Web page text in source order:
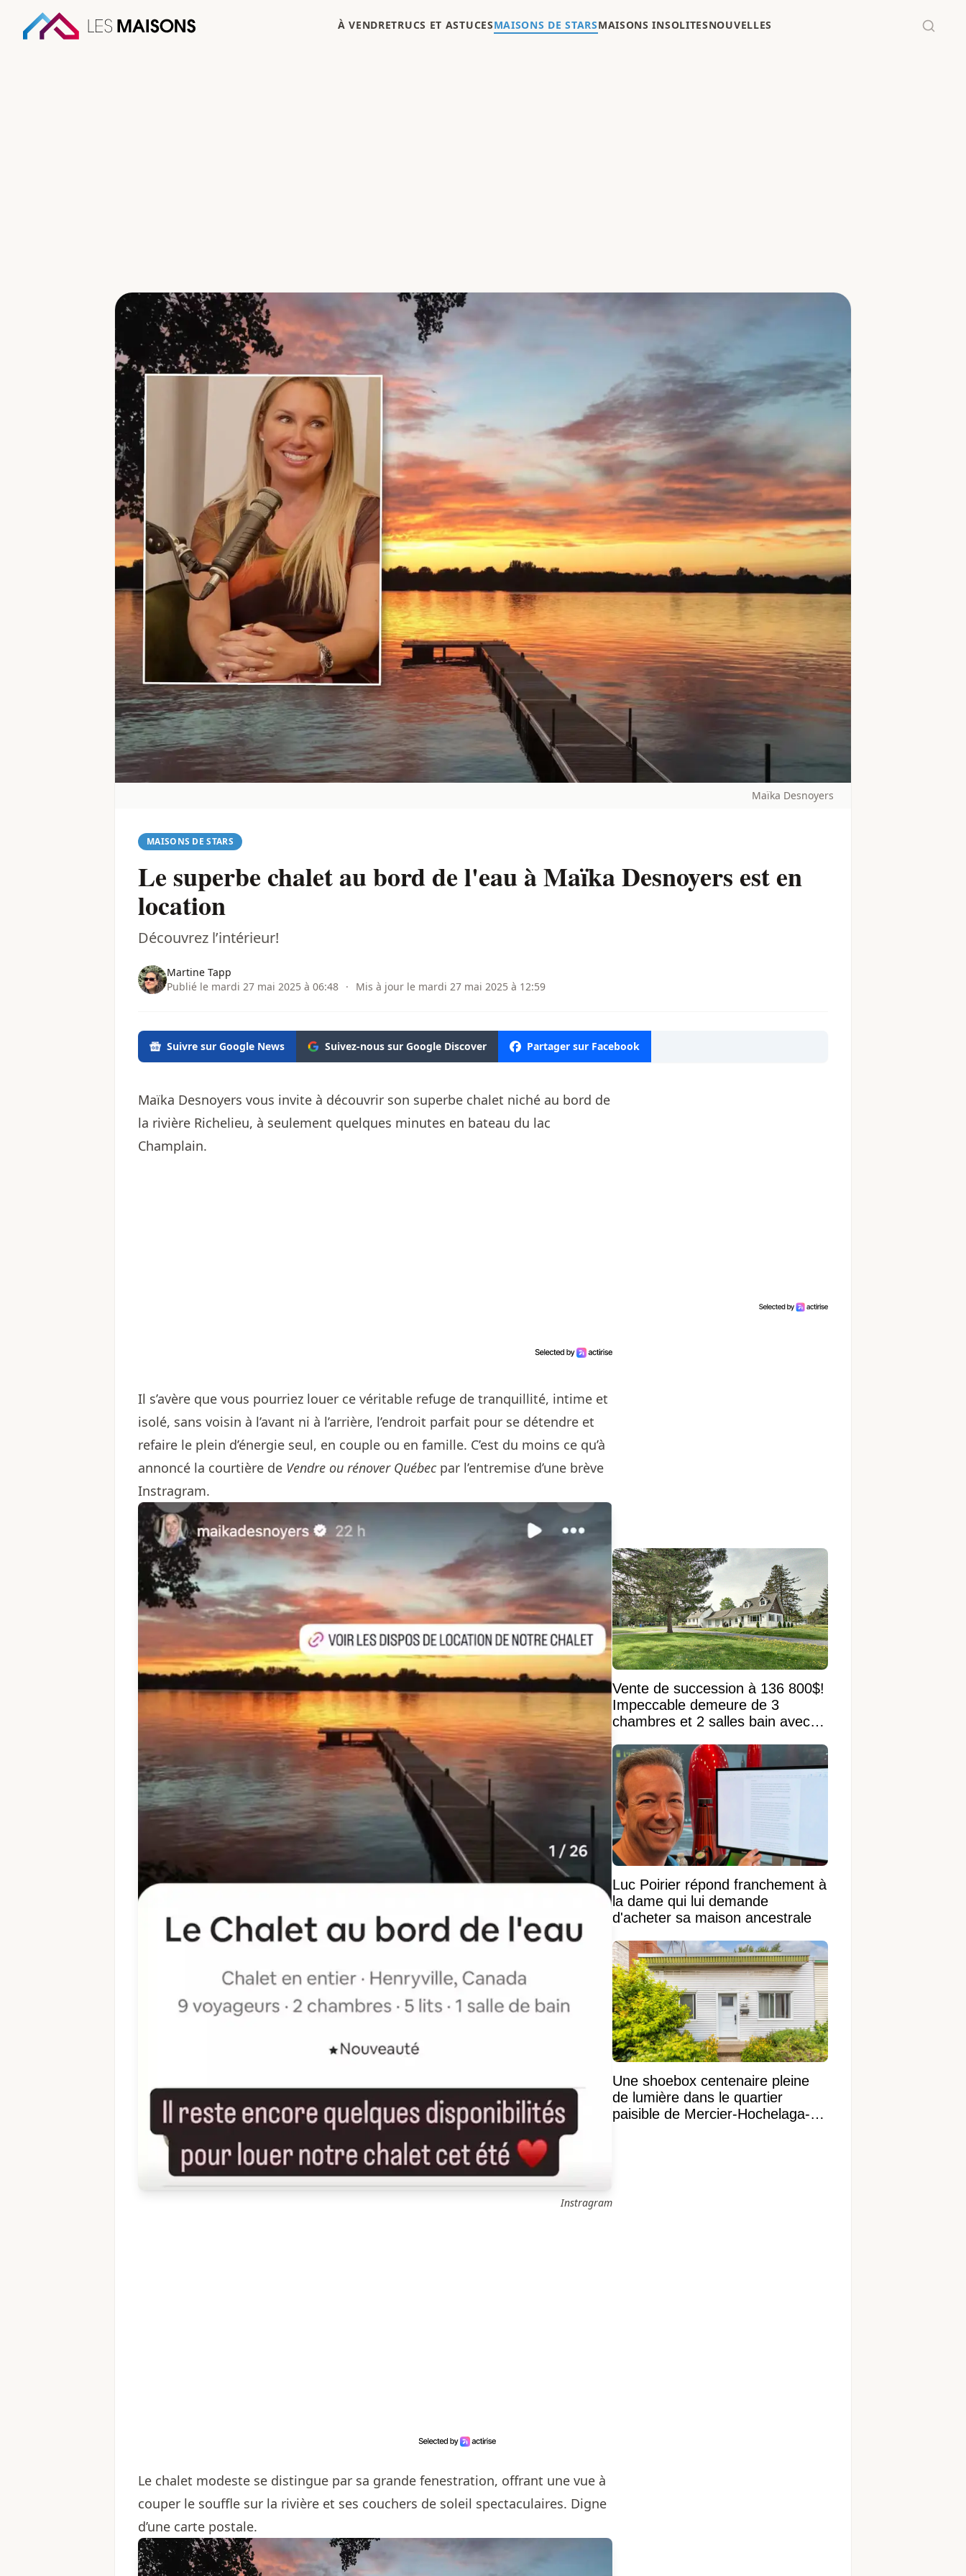
À VENDRETRUCS ET ASTUCESMAISONS DE STARSMAISONS INSOLITESNOUVELLES
Maïka Desnoyers
MAISONS DE STARS
Le superbe chalet au bord de l'eau à Maïka Desnoyers est en
location
Découvrez l’intérieur!
Martine Tapp
Publié le mardi 27 mai 2025 à 06:48 · Mis à jour le mardi 27 mai 2025 à 12:59
Suivre sur Google News Suivez-nous sur Google Discover Partager sur Facebook
Maïka Desnoyers vous invite à découvrir son superbe chalet niché au bord de
la rivière Richelieu, à seulement quelques minutes en bateau du lac
Champlain.
Il s’avère que vous pourriez louer ce véritable refuge de tranquillité, intime et
isolé, sans voisin à l’avant ni à l’arrière, l’endroit parfait pour se détendre et
refaire le plein d’énergie seul, en couple ou en famille. C’est du moins ce qu’à
annoncé la courtière de Vendre ou rénover Québecpar l’entremise d’une brève
Instragram.
Instragram
Le chalet modeste se distingue par sa grande fenestration, offrant une vue à
couper le souffle sur la rivière et ses couchers de soleil spectaculaires. Digne
d’une carte postale.
Vente de succession à 136 800$!
Impeccable demeure de 3
chambres et 2 salles bain avec
Luc Poirier répond franchement à
la dame qui lui demande
d'acheter sa maison ancestrale
Une shoebox centenaire pleine
de lumière dans le quartier
paisible de Mercier-Hochelaga-